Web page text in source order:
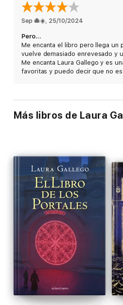
original, desarrollada y con giros
decepciona.»
«El personaje de Camelia es
que se ha convertido en mi
Guillermo Jiménez a través de
puedo soltarlo.»
Areli Ramos en Facebook
Nube de Palabras en Youtube
«Impactante y emocionante.»
Lily Bell en Facebook
«Sinceramente increíble.»
@LostVause a través de Twitter
«Laura Gallego nunca me
Patricia Bejarano a través de
«Te obliga a leer hasta el final.»
Aron10 en foros LG
Sep 🐙☀️, 25/10/2024
Pero...
Me encanta el libro pero llega un
vuelve demasiado enrevesado y
Me encanta Laura Gallego y es
favoritas y puedo decir que no
Más libros de Laura